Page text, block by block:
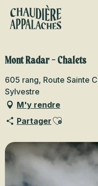
Aller
contenu
favoris
Mont Radar - Chalets
605 rang, Route Sainte
Sylvestre
M'y rendre
Partager Ajouter aux